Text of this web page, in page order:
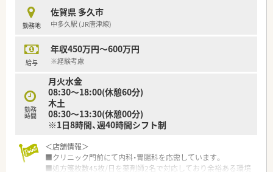
2名の採用を積極的に進めております。
■実務能力の高さよりもお人柄や人間性を重視しており、周囲の
スタッフと連携しながらチームワークを大切にできる方を募り
■地域医療への貢献を目指して中長期的な目線で患者様に寄り
添うことができる薬剤師を求めています。
【法人特徴について】
■2015年に設立された新しく綺麗な薬局を展開しており、地域
全体を支えることをビジョンに掲げて貢献している企業です。
■総合病院の門前店舗のほか、注射剤調剤や看取りまで対応する
高度な在宅支援センター店を展開して医療を提供しています。
えて地域の施設やイベントへ全員で積極的に参加しています。
（フラワーアレンジメント教室、健康クラフトコーラ教室、スム
勤務地
佐賀県 多久市
中多久駅 (JR唐津線)
給与
年収450万円～600万円
※経験考慮
勤務
時間
月火水金
08:30〜18:00(休憩60分)
木土
08:30〜13:30(休憩00分)
※1日8時間、週40時間シフト制
＜店舗情報＞
■クリニック門前にて内科・胃腸科を応需しています。
■処方箋枚数45枚/日を薬剤師2名で対応しており余裕ある環境